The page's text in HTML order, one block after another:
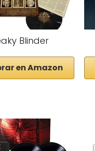
Blinder
en Amazon